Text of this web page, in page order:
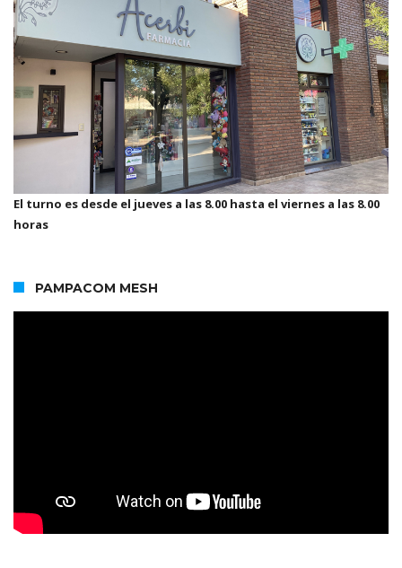
El turno es desde el jueves a las 8.00 hasta el viernes a las 8.00
horas
PAMPACOM MESH